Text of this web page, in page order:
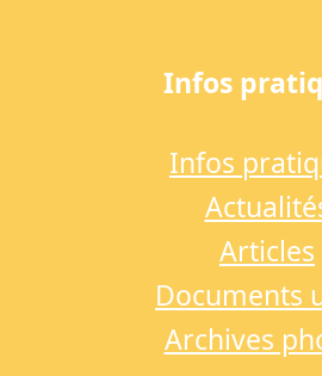
Infos
Infos
Articles
Documents
Archives